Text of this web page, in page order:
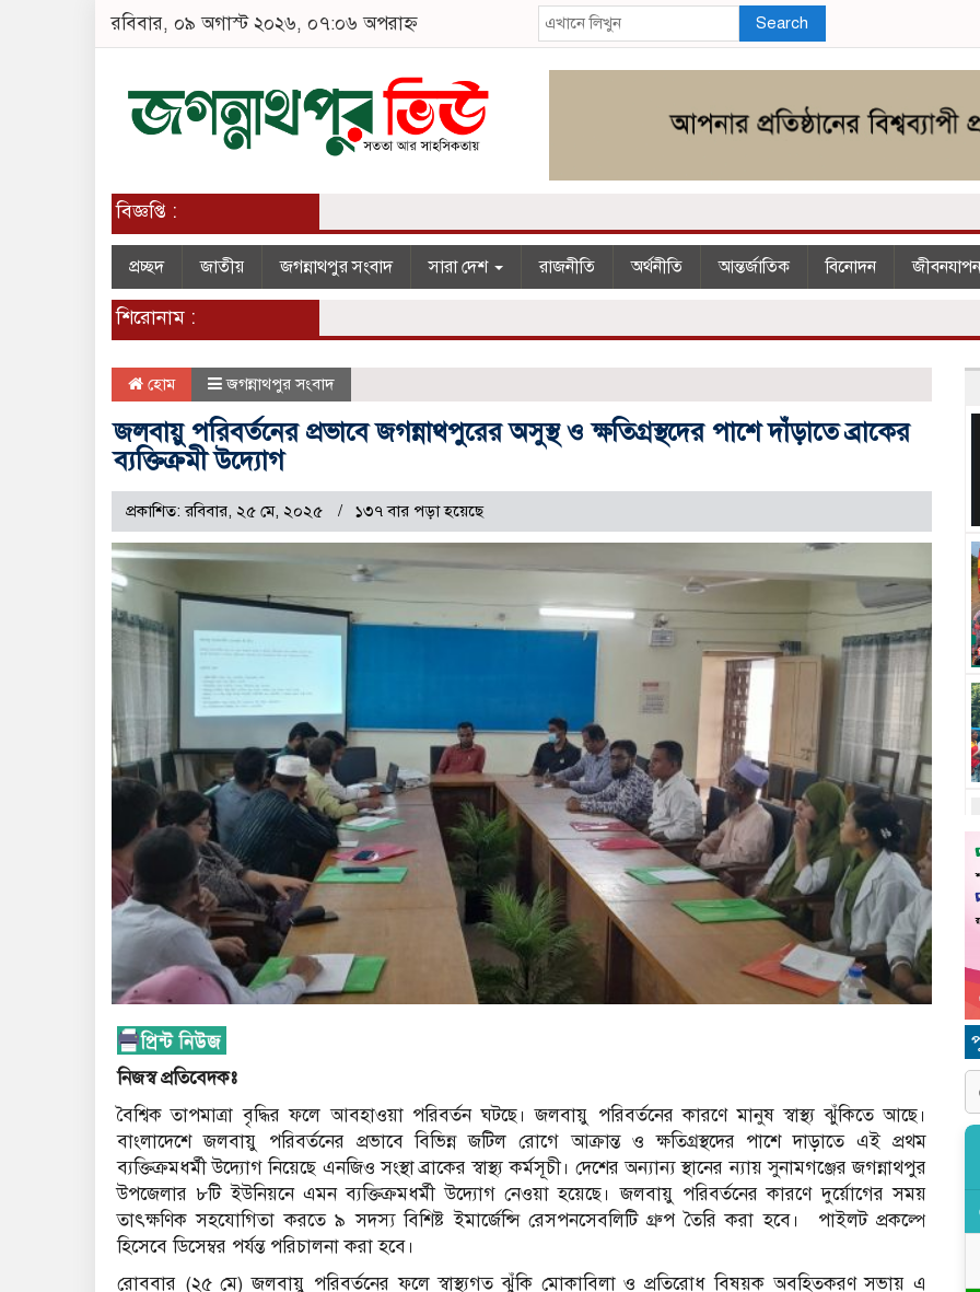
রবিবার, ০৯ অগাস্ট ২০২৬, ০৭:০৬ অপরাহ্ন Search
বিজ্ঞপ্তি :
প্রচ্ছদ জাতীয় জগন্নাথপুর সংবাদ সারা দেশ রাজনীতি অর্থনীতি আন্তর্জাতিক বিনোদন
শিরোনাম :
হোম জগন্নাথপুর সংবাদ
জলবায়ু পরিবর্তনের প্রভাবে জগন্নাথপুরের অসুস্থ ও ক্ষতিগ্রস্থদের পাশে দাঁড়াতে ব্রাকের
ব্যক্তিক্রমী উদ্যোগ
প্রকাশিত: রবিবার, ২৫ মে, ২০২৫ ১৩৭ বার পড়া হয়েছে
নিজস্ব প্রতিবেদকঃ
বৈশ্বিক তাপমাত্রা বৃদ্ধির ফলে আবহাওয়া পরিবর্তন ঘটছে। জলবায়ু পরিবর্তনের কারণে মানুষ স্বাস্থ্য ঝুঁকিতে আছে।
বাংলাদেশে জলবায়ু পরিবর্তনের প্রভাবে বিভিন্ন জটিল রোগে আক্রান্ত ও ক্ষতিগ্রস্থদের পাশে দাড়াতে এই প্রথম
ব্যক্তিক্রমধর্মী উদ্যোগ নিয়েছে এনজিও সংস্থা ব্রাকের স্বাস্থ্য কর্মসূচী। দেশের অন্যান্য স্থানের ন্যায় সুনামগঞ্জের জগন্নাথপুর
উপজেলার ৮টি ইউনিয়নে এমন ব্যক্তিক্রমধর্মী উদ্যোগ নেওয়া হয়েছে। জলবায়ু পরিবর্তনের কারণে দুর্য়োগের সময়
তাৎক্ষণিক সহযোগিতা করতে ৯ সদস্য বিশিষ্ট ইমার্জেন্সি রেসপনসেবলিটি গ্রুপ তৈরি করা হবে।
পাইলট প্রকল্পে
হিসেবে ডিসেম্বর পর্যন্ত পরিচালনা করা হবে।
রোববার (২৫ মে) জলবায়ু পরিবর্তনের ফলে স্বাস্থ্যগত ঝুঁকি মোকাবিলা ও প্রতিরোধ বিষয়ক অবহিতকরণ সভায় এ